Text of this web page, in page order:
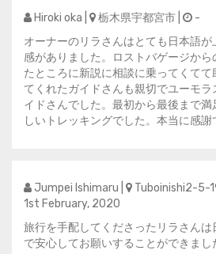
Hiroki oka | 栃木県宇都宮市 |
-
オーナーのリラさんはとても日本語
感がありました。ロストバゲージから
たところに新説に相談に乗ってくてて
てくれたガイドさんも親切でユーモ
イドさんでした。最初から最後まで満
しいトレッキングでした。本当に感謝
Jumpei Ishimaru |
Tuboinishi2-5-
1st February, 2020
旅行を手配してくださったリラさん
で安心してお願いすることができまし